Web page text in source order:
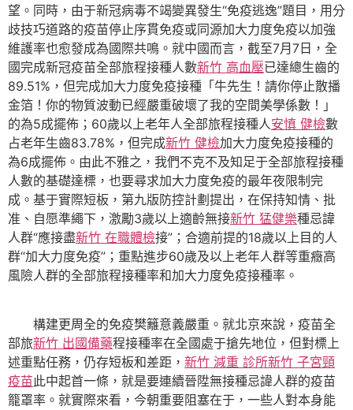
望。同時，由于新冠病毒不竭變異發生“免疫逃逸”題目，用分
歧技巧道路的疫苗停止序貫免疫或同源加大力度免疫以加強
維護率也愈發成為國際共鳴。就中國而言，截至7月7日，全
國完成新冠疫苗全部旅程接種人數新竹 高血壓已達總生齒的
89.51%，但完成加大力度免疫接種「牛先生！請你停止散播
金箔！你的物質波動已經嚴重破壞了我的空間美學係數！」
的為5成擺佈；60歲以上老年人全部旅程接種人安慎 健檢數
占老年生齒83.78%，但完成新竹 健檢加大力度免疫接種的
為6成擺佈。由此不雅之，我們不克不及知足于全部旅程接種
人數的基礎達標，也要尋求加大力度免疫的最年夜限制完
成。基于實際短板，第九版防控計劃提出，在保持知情、批
准、自愿準繩下，激勵3歲以上適齡無接新竹 猛健樂種忌諱
人群“應接盡新竹 在職體檢接”；合適前提的18歲以上目的人
群“加大力度免疫”；重點進步60歲及以上老年人群等重癥高
風險人群的全部旅程接種率和加大力度免疫接種率。
構建更周全的免疫樊籬意義嚴重。就北京來說，疫苗全
部旅新竹 出國備藥程接種率在全國處于搶先地位，但對標上
述重點任務，仍存短板和差距， 新竹 減重 診所新竹 子宮頸
疫苗此中起首一條，就是要連續晉陞無接種忌諱人群的疫苗
籠罩率。就實際來看，今朝重要阻塞在于，一些人對本身能